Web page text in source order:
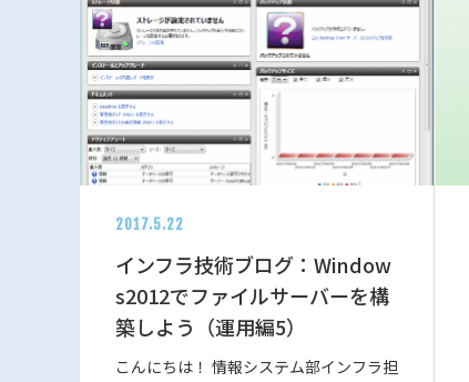
2017.5.22
インフラ技術ブログ：Window
s2012でファイルサーバーを構
築しよう（運用編5）
こんにちは！ 情報システム部インフラ担